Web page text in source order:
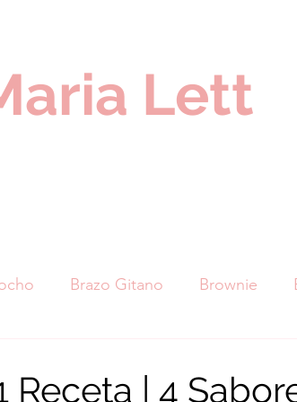
Lett
Brazo Gitano Brownie
Receta | 4